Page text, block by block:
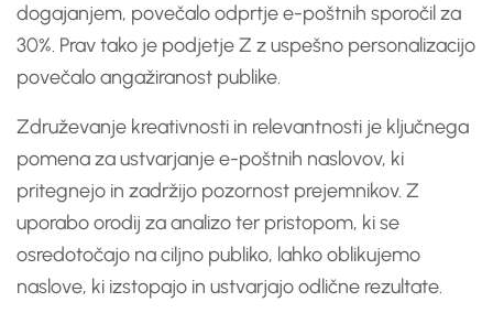
dogajanjem, povečalo odprtje e-poštnih sporočil za
30%. Prav tako je podjetje Z z uspešno personalizacijo
povečalo angažiranost publike.
Združevanje kreativnosti in relevantnosti je ključnega
pomena za ustvarjanje e-poštnih naslovov, ki
pritegnejo in zadržijo pozornost prejemnikov. Z
uporabo orodij za analizo ter pristopom, ki se
osredotočajo na ciljno publiko, lahko oblikujemo
naslove, ki izstopajo in ustvarjajo odlične rezultate.